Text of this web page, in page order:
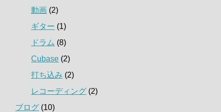
動画 (2)
ギター (1)
ドラム (8)
Cubase (2)
打ち込み (2)
レコーディング (2)
ブログ (10)